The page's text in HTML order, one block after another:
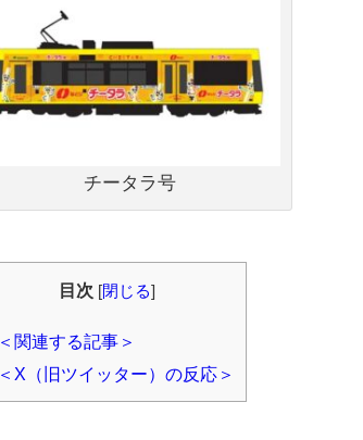
チータラ号
目次 閉じる
＜関連する記事＞
＜X（旧ツイッター）の反応＞